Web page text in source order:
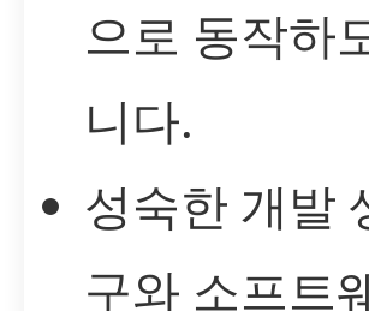
으로 동작하
니다.
성숙한 개발
구와 소프트